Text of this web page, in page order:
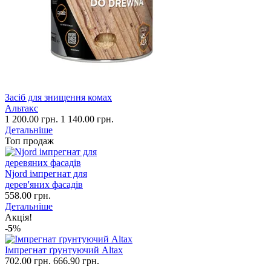
Засіб для знищення комах
Альтакс
1 200.00 грн. 1 140.00 грн.
Детальніше
Топ продаж
Njord імпрегнат для
дерев'яних фасадів
558.00 грн.
Детальніше
Акція!
-5%
Імпрегнат ґрунтуючий Altax
702.00 грн. 666.90 грн.